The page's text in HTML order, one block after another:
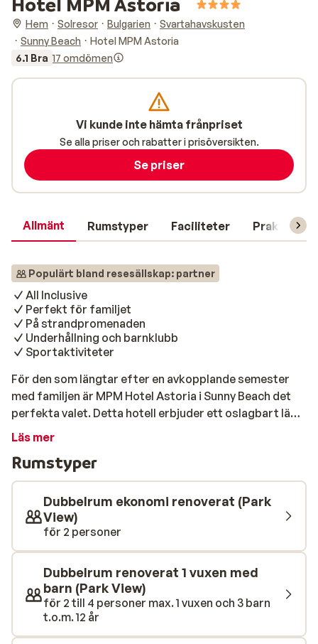
Hem Solresor Bulgarien
Svartahavskusten
Sunny Beach
Hotel MPM Astoria
6.1 Bra 17 omdömen
Allmänt Rumstyper Faciliteter Praktisk
Populärt bland resesällskap: partner
All Inclusive
Perfekt för familjet
På strandpromenaden
Underhållning och barnklubb
Sportaktiviteter
För den som längtar efter en avkopplande semester
med familjen är MPM Hotel Astoria i Sunny Beach det
perfekta valet. Detta hotell erbjuder ett oslagbart läge
vid Sunny Beachs strandpromenad. Här bor du i
kylskåp och balkong eller terrass med sittgrupp.
Hotellet erbjuder en härlig pool med separat barnpool
och ligger direkt vid stranden, vilket ger dig oändliga
möjligheter att varva pooldopp och stranddagar.
Gratis solstolar och parasoller finns tillgängliga på
hotellets privata strandområde där du även kan svalka
dig med en drink från pool- och strandbaren. För de
aktiva finns aktiviteter som beachvolleyboll och
aquagym. Här bor du med All inclusive. Måltider
serveras i bufférestaurangen. Lobbybar samt
pool/snackbar finns för förfriskningar och snacks.
Läs mer
Rumstyper
Dubbelrum ekonomi renoverat (Park
View)
för 2 personer
Dubbelrum renoverat 1 vuxen med
barn (Park View)
för 2 till 4 personer max. 1 vuxen och 3 barn
t.o.m. 12 år
Vi kunde inte hämta frånpriset
Se alla priser och rabatter i prisöversikten.
Se priser